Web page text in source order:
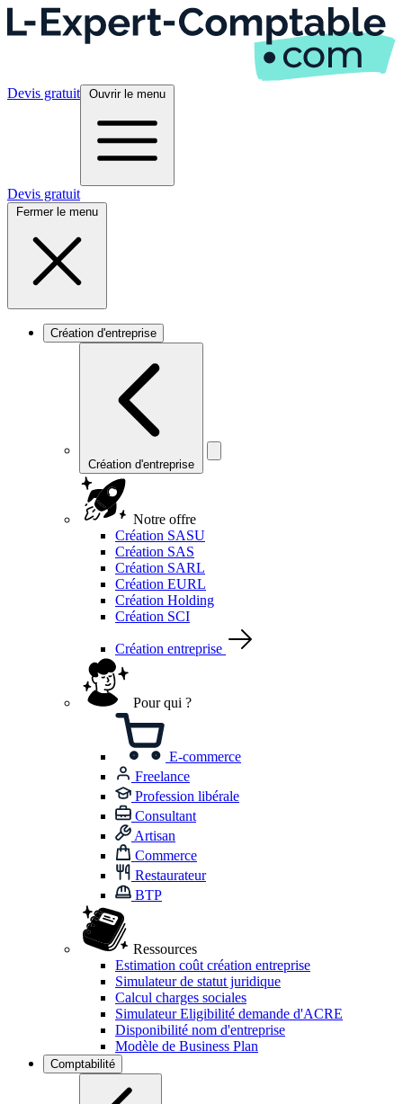
Devis gratuit Ouvrir le menu
Devis gratuit
Fermer le menu
Création d'entreprise
Création d'entreprise
Notre offre
Création SASU
Création SAS
Création SARL
Création EURL
Création Holding
Création SCI
Création entreprise
Pour qui ?
E-commerce
Freelance
Profession libérale
Consultant
Artisan
Commerce
Restaurateur
BTP
Ressources
Estimation coût création entreprise
Simulateur de statut juridique
Calcul charges sociales
Simulateur Eligibilité demande d'ACRE
Disponibilité nom d'entreprise
Modèle de Business Plan
Comptabilité